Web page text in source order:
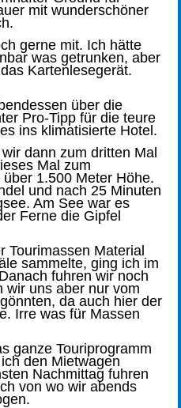
mit wunderschöner
gerne mit. Ich hätte
was getrunken, aber
Kartenlesegerät.
über die
Pro-Tipp für die teure
ins klimatisierte Hotel.
dann zum dritten Mal
Mal zum
1.500 Meter Höhe.
und nach 25 Minuten
Am See war es
Ferne die Gipfel
Tourimassen Material
sammelte, ging ich im
fuhren wir noch
wir uns aber nur vom
da auch hier der
Irre was für Massen
ganze Touriprogramm
den Mietwagen
Nachmittag fuhren
von wo wir abends